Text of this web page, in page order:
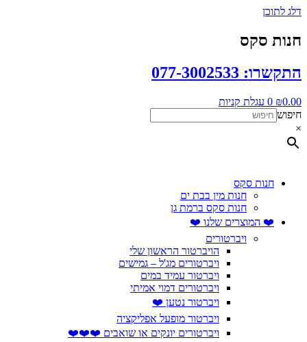
דלג לתוכן
חנות סקס
התקשרו: 077-3002533
₪0.00
0 עגלת קניות
חיפוש
×
חנות סקס
חנות מין בבת ים
חנות סקס ברמת גן
❤️ המוצרים שלנו ❤️
ויברטורים
הויברטור הראשון שלי
ויברטורים מג'ל – גמישים
ויברטור עמיד במים
ויברטורים דמוי אמיתי
ויברטור נטען ❤️
ויברטור מופעל אפליקציה
ויברטורים יונקים או שואבים ❤️❤️❤️